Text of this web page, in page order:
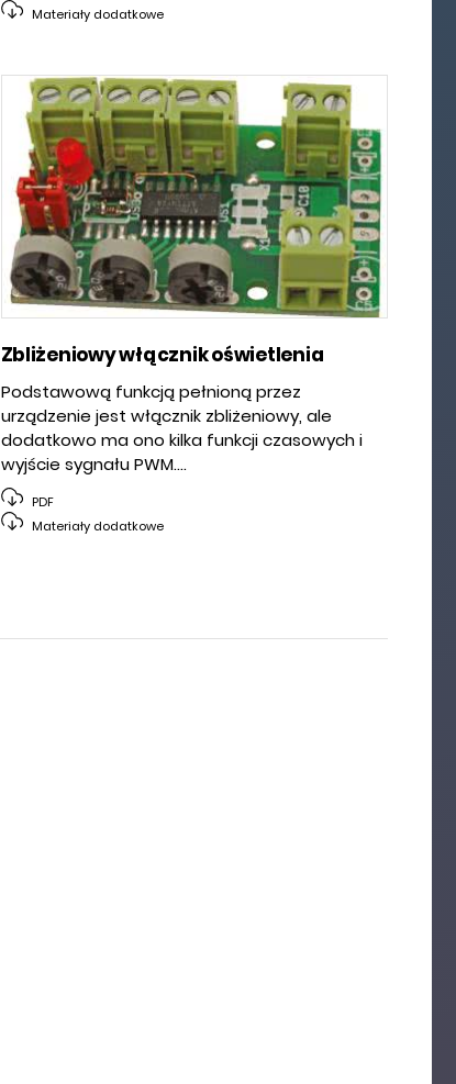
Materiały dodatkowe
Zbliżeniowy włącznik oświetlenia
Podstawową funkcją pełnioną przez
urządzenie jest włącznik zbliżeniowy, ale
dodatkowo ma ono kilka funkcji czasowych i
wyjście sygnału PWM....
PDF
Materiały dodatkowe